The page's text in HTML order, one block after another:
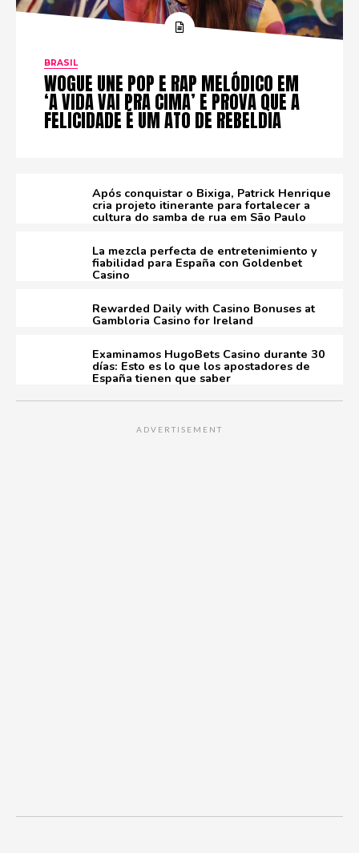
BRASIL
WOGUE UNE POP E RAP MELÓDICO EM
‘A VIDA VAI PRA CIMA’ E PROVA QUE A
FELICIDADE É UM ATO DE REBELDIA
Após conquistar o Bixiga, Patrick Henrique
cria projeto itinerante para fortalecer a
cultura do samba de rua em São Paulo
La mezcla perfecta de entretenimiento y
fiabilidad para España con Goldenbet
Casino
Rewarded Daily with Casino Bonuses at
Gambloria Casino for Ireland
Examinamos HugoBets Casino durante 30
días: Esto es lo que los apostadores de
España tienen que saber
ADVERTISEMENT